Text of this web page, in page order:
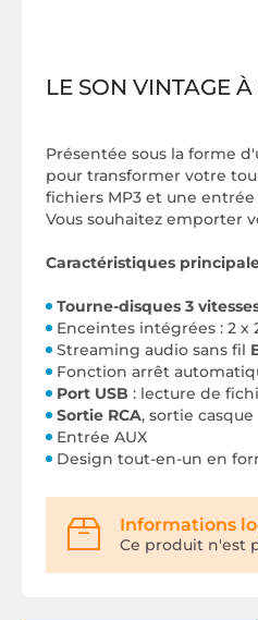
LE SON VINTAGE
Présentée sous la forme
pour transformer votre
fichiers MP3 et une
Vous souhaitez emporter
Caractéristiques
Tourne-disques 3
Enceintes intégrées : 2 x
Streaming audio sans fil
Fonction arrêt
Port USB : lecture de
Sortie RCA, sortie casque
Entrée AUX
Design tout-en-un en
Informations
Ce produit n'est